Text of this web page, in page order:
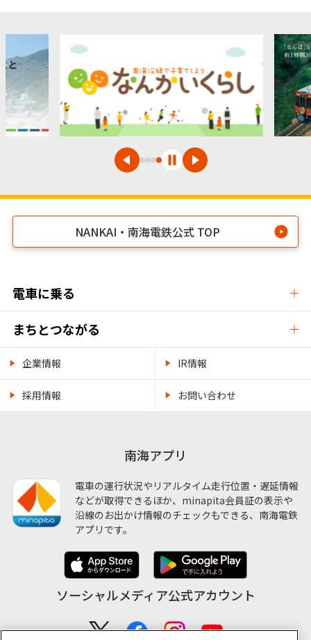
NANKAI・南海電鉄公式 TOP
電車に乗る
まちとつながる
企業情報 IR情報
採用情報 お問い合わせ
南海アプリ
電車の運行状況やリアルタイム走行位置・遅延情報
などが取得できるほか、minapita会員証の表示や
沿線のお出かけ情報のチェックもできる、南海電鉄
アプリです。
ソーシャルメディア公式アカウント